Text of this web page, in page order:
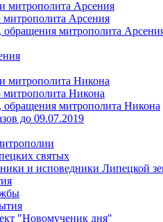
митрополита Арсения
Арсения
обращения митрополита
митрополита Никона
Никона
обращения митрополита Никона
до 09.07.2019
святых
и исповедники Липецкой
"Новомученик дня"